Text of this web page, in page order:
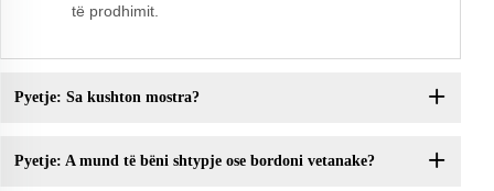
të prodhimit.
Pyetje: Sa kushton mostra?
Pyetje: A mund të bëni shtypje ose bordoni vetanake?